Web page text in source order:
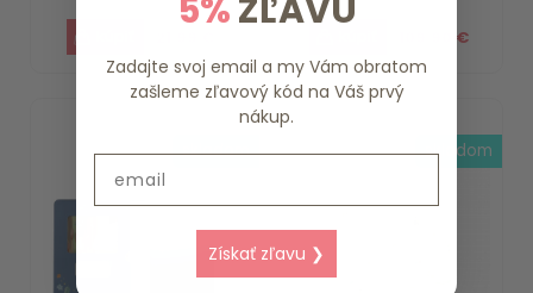
109.90 €
skladom skladom
5%ZĽAVU
Zadajte svoj email a my Vám obratom
zašleme zľavový kód na Váš prvý
nákup.
Získať zľavu ❯